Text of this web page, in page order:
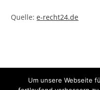
Quelle:e-recht24.de
Impressum-
Um unsere Webseite